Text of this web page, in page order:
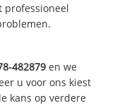
professioneel
482879 en we
u voor ons kiest
kans op verdere